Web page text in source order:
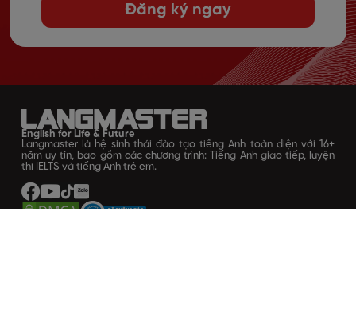
Đăng ký ngay
English for Life & Future
Langmaster là hệ sinh thái đào tạo tiếng Anh toàn diện với 16+
năm uy tín, bao gồm các chương trình: Tiếng Anh giao tiếp, luyện
thi IELTS và tiếng Anh trẻ em.